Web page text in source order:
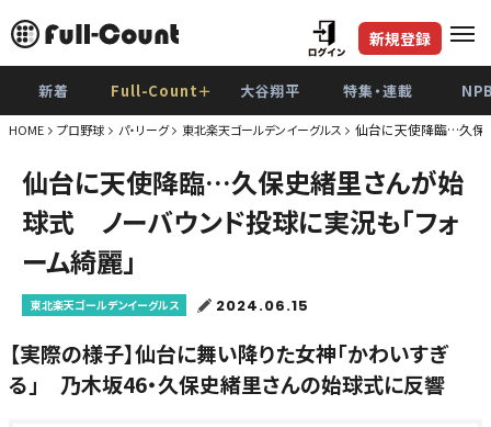
新規登録
新着 Full-Count＋ 大谷翔平 特集・連載
HOME プロ野球 パ・リーグ 東北楽天ゴールデンイーグルス 仙台に天使降臨…久保
仙台に天使降臨…久保史緒里さんが始
球式 ノーバウンド投球に実況も「フォ
ーム綺麗」
東北楽天ゴールデンイーグルス 2024.06.15
【実際の様子】仙台に舞い降りた女神「かわいすぎ
る」 乃木坂46・久保史緒里さんの始球式に反響